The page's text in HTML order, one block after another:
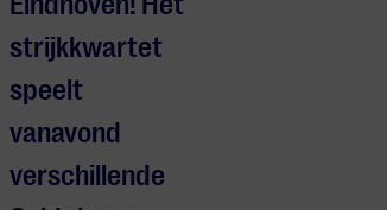
strijkkwartet
speelt
vanavond
verschillende